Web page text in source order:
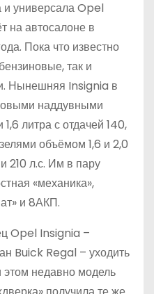
и универсала Opel
на автосалоне в
Пока что известно
так и
Нынешняя Insignia в
наддувными
литра с отдачей 140,
объёмом 1,6 и 2,0
210 л.с. Им в пару
«механика»,
и 8АКП.
Opel Insignia –
Buick Regal – уходить
недавно модель